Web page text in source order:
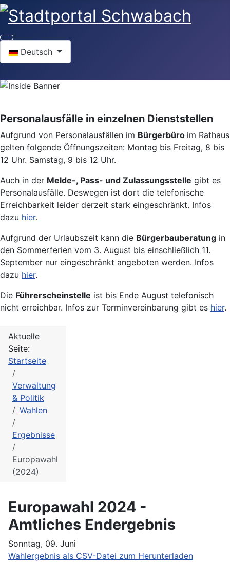
Deutsch
Personalausfälle in einzelnen Dienststellen
Aufgrund von Personalausfällen im Bürgerbüro im Rathaus
gelten folgende Öffnungszeiten: Montag bis Freitag, 8 bis
12 Uhr. Samstag, 9 bis 12 Uhr.
Auch in der Melde-, Pass- und Zulassungsstelle gibt es
Personalausfälle. Deswegen ist dort die telefonische
Erreichbarkeit leider derzeit stark eingeschränkt. Infos
dazu hier.
Aufgrund der Urlaubszeit kann die Bürgerbauberatung in
den Sommerferien vom 3. August bis einschließlich 11.
September nur eingeschränkt angeboten werden. Infos
dazu hier.
Die Führerscheinstelle ist bis Ende August telefonisch
nicht erreichbar. Infos zur Terminvereinbarung gibt es hier.
Aktuelle
Seite:
Startseite
Verwaltung
& Politik
Wahlen
Ergebnisse
Europawahl
(2024)
Europawahl 2024 -
Amtliches Endergebnis
Sonntag, 09. Juni
Wahlergebnis als CSV-Datei zum Herunterladen